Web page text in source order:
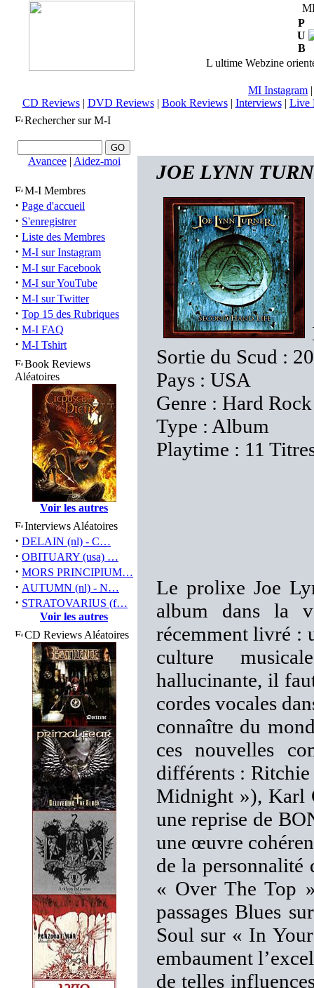
P
U
B
L ultime Webzine
MI Instagram
CD Reviews| DVD Reviews| Book Reviews| Interviews| Live
Rechercher sur M-I
Avancee| Aidez-moi
M-I Membres
· Page d'accueil
· S'enregistrer
· Liste des Membres
· M-I sur Instagram
· M-I sur Facebook
· M-I sur YouTube
· M-I sur Twitter
· Top 15 des Rubriques
· M-I FAQ
· M-I Tshirt
Book Reviews
Aléatoires
Voir les autres
Interviews Aléatoires
· DELAIN (nl) - C…
· OBITUARY (usa) …
· MORS PRINCIPIUM…
· AUTUMN (nl) - N…
· STRATOVARIUS (f…
Voir les autres
CD Reviews Aléatoires
JOE LYNN
Sortie du Scud :
Pays : USA
Genre : Hard
Type : Album
Playtime : 11
Le prolixe Joe
album dans la
récemment livré :
culture
hallucinante, il
cordes vocales
connaître du
ces nouvelles
différents :
Midnight »), Karl
une reprise de
une œuvre
de la
« Over The Top
passages Blues
Soul sur « In
embaument
de telles